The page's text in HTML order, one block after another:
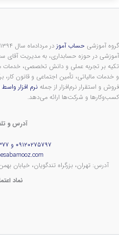
گروه آموزشی حساب آموز
آموزشی در حوزه حسابداری، به مدیریت آقای
تکیه بر تجربه عملی و دانش تخصصی، خدمات
و خدمات مالیاتی، تأمین اجتماعی و قانون
فروش و استقرار نرم‌افزار از جمله نرم افزار
کسب‌وکارها و شرکت‌ها ارائه می‌دهد.
آدرس و
۰۹۱۲۰۲۷۵۷۹۷ و ۸۲۸۰۸۳۷۷ - ۰۲۱
آدرس: تهران، بزرگراه تندگویان، خیابان بهمن
نماد